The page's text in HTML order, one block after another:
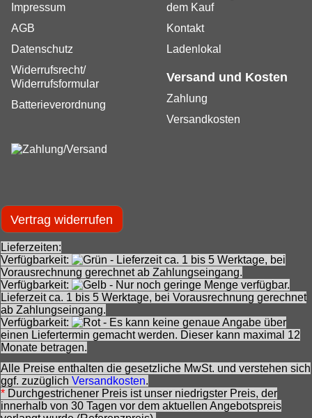
Krick gr2318-26 Carbon-Hydropropeller
K-Serie 2-Blatt 26 mm R M2
dem Kauf
Kontakt
Ladenlokal
Impressum
AGB
Datenschutz
Widerrufsrecht/
Widerrufsformular
Batterieverordnung
Versand und Kosten
Zahlung
Versandkosten
Vertrag widerrufen
Lieferzeiten:
Verfügbarkeit:
- Lieferzeit ca. 1 bis 5 Werktage, bei
Vorausrechnung gerechnet ab Zahlungseingang.
Verfügbarkeit:
- Nur noch geringe Menge verfügbar.
Lieferzeit ca. 1 bis 5 Werktage, bei Vorausrechnung gerechnet
ab Zahlungseingang.
Verfügbarkeit:
- Es kann keine genaue Angabe über
einen Liefertermin gemacht werden. Dieser kann maximal 12
Monate betragen.
Alle Preise enthalten die gesetzliche MwSt. und verstehen sich
ggf. zuzüglich Versandkosten.
* Durchgestrichener Preis ist unser niedrigster Preis, der
innerhalb von 30 Tagen vor dem aktuellen Angebotspreis